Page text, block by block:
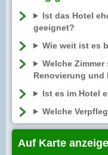
Ist das Hotel
geeignet?
Wie weit ist es
Welche
Renovierung
Ist es im Hotel
Welche
Auf Karte